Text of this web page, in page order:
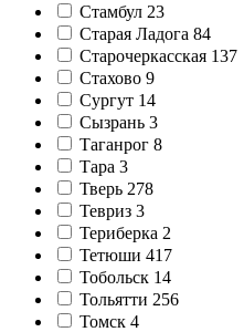
Стамбул 23
Старая Ладога 84
Старочеркасская 137
Стахово 9
Сургут 14
Сызрань 3
Таганрог 8
Тара 3
Тверь 278
Тевриз 3
Териберка 2
Тетюши 417
Тобольск 14
Тольятти 256
Томск 4